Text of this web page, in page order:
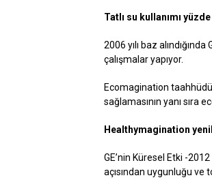
Tatlı su kullanımı
2006 yılı baz
çalışmalar yapıyor.
Ecomagination
sağlamasının yanı sıra
Healthymagination
GE’nin Küresel Etki -
açısından uygunluğu